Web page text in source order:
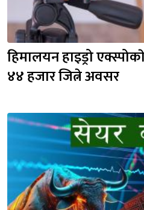
हिमालयन हाइड्रो
४४ हजार जित्ने अवसर